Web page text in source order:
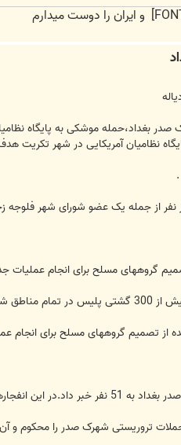
بغداد،حمله موشکی به پایگاه
نظامیان آمریکایی در شهر
نفر از جمله یک عضو شورای شهر
گروههای مسلح برای انجام عملیات
شده اند.
از تصمیم گروههای مسلح برای انجام
نفر دیگر زخمی شدند.
تروریستی شهرک صدر را محکوم